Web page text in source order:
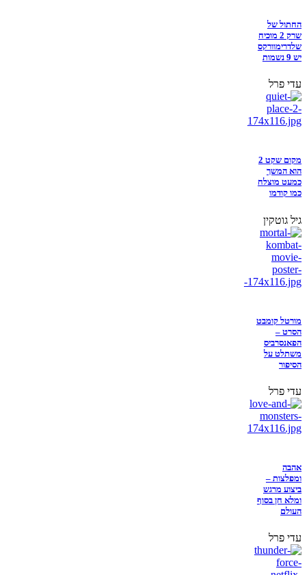
החתול של
שרק 2 מוכיח
שלדרימוורקס
יש 9 נשמות
עדי פרל
מקום שקט 2
הוא המשך
כמעט מוצלח
כמו קודמו
גיל גוטקין
מורטל קומבט
הסרט –
הפאנסרביס
משתלט על
הסיפור
עדי פרל
אהבה
ומפלצות –
ביצוע מרגש
ומלא חן בסוף
העולם
עדי פרל